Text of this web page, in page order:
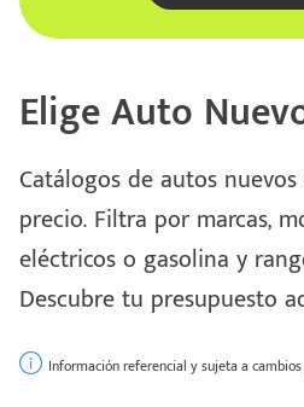
Escríbenos
Código
Ingresar
Elige Auto
Catálogos de autos
precio. Filtra por marcas,
eléctricos o gasolina y
Descubre tu presupuesto
Información referencial y sujeta a